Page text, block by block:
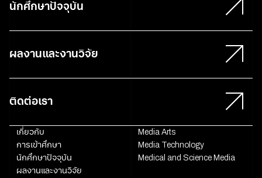
นักศึกษาปัจจุบัน
ผลงานและงานวิจัย
ติดต่อเรา
เกี่ยวกับ
การเข้าศึกษา
นักศึกษาปัจจุบัน
ผลงานและงานวิจัย
Media Arts
Media Technology
Medical and Science Media